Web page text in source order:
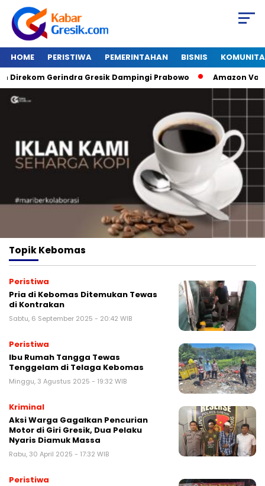
HOME PERISTIWA PEMERINTAHAN BISNIS
Gerindra Gresik Dampingi Prabowo Amazon Van
TopikKebomas
Peristiwa
Pria di Kebomas Ditemukan Tewas
di Kontrakan
Sabtu, 6 September 2025 - 20:42 WIB
Peristiwa
Ibu Rumah Tangga Tewas
Tenggelam di Telaga Kebomas
Minggu, 3 Agustus 2025 - 19:32 WIB
Kriminal
Aksi Warga Gagalkan Pencurian
Motor di Giri Gresik, Dua Pelaku
Nyaris Diamuk Massa
Rabu, 30 April 2025 - 17:32 WIB
Peristiwa